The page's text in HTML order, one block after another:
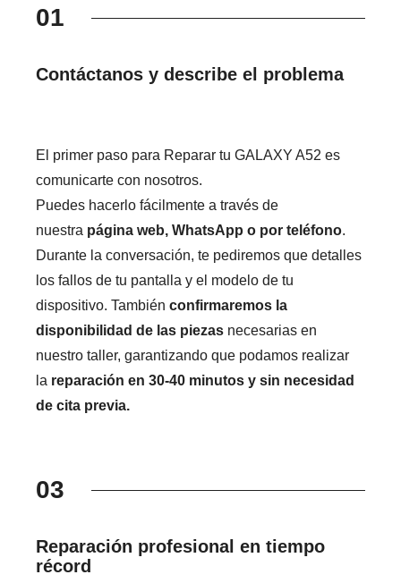
01
Contáctanos y describe el problema
El primer paso para Reparar tu GALAXY A52 es
comunicarte con nosotros.
Puedes hacerlo fácilmente a través de
nuestra página web, WhatsApp o por teléfono.
Durante la conversación, te pediremos que detalles
los fallos de tu pantalla y el modelo de tu
dispositivo. Tambiénconfirmaremos la
disponibilidad de las piezas necesarias en
nuestro taller, garantizando que podamos realizar
la reparación en 30-40 minutos y sin necesidad
de cita previa.
03
Reparación profesional en tiempo
récord